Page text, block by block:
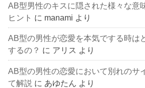
AB型男性のキスに隠された様々な意
ヒント に manami より
AB型の男性が恋愛を本気でする時は
するの？ に アリス より
AB型の男性の恋愛において別れのサ
て解説 に あゆたん より